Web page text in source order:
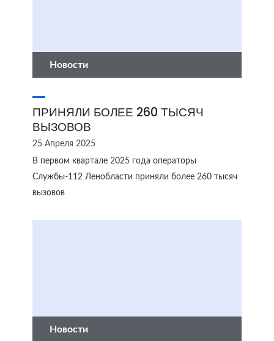
Новости
ПРИНЯЛИ БОЛЕЕ 260 ТЫСЯЧ
ВЫЗОВОВ
25 Апреля 2025
В первом квартале 2025 года операторы
Службы-112 Ленобласти приняли более 260 тысяч
вызовов
Новости